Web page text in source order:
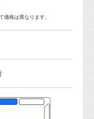
格は異なります。